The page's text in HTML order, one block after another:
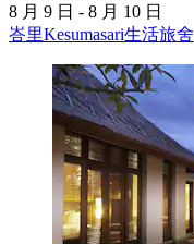
8 月 9 日 - 8 月 10 日
峇里Kesumasari生活旅舍